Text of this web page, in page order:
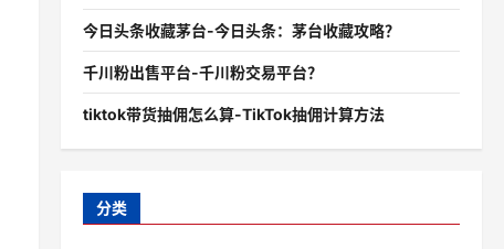
今日头条收藏茅台-今日头条：茅台收藏攻略？
千川粉出售平台-千川粉交易平台？
tiktok带货抽佣怎么算-TikTok抽佣计算方法
分类